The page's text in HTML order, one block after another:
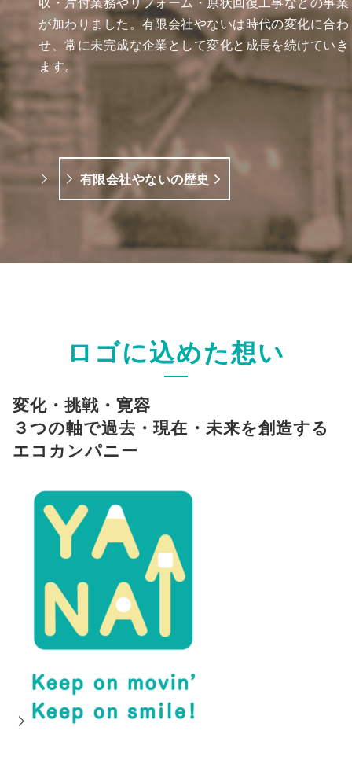
が加わりました。有限会社やないは時代の変化に合わ
せ、常に未完成な企業として変化と成長を続けていき
ます。
有限会社やないの歴史
ロゴに込めた想い
変化・挑戦・寛容
３つの軸で過去・現在・未来を創造する
エコカンパニー